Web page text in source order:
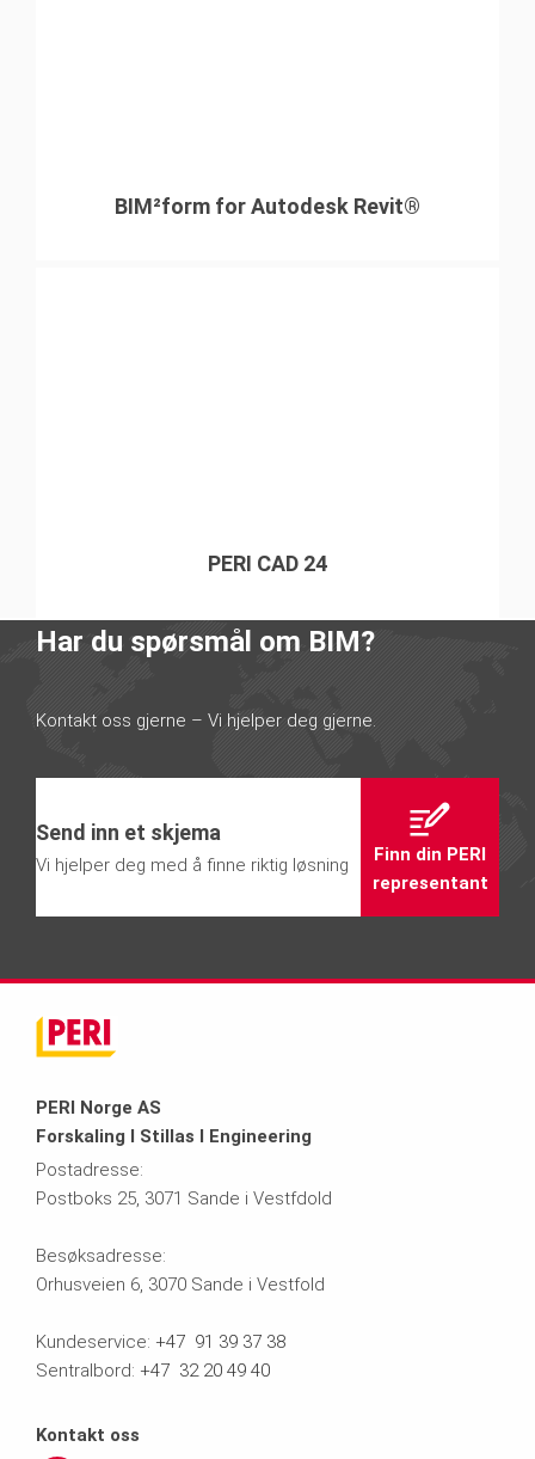
BIM²form for Autodesk Revit®
PERI CAD 24
Har du spørsmål om BIM?
Kontakt oss gjerne – Vi hjelper deg gjerne.
Send inn et skjema
Vi hjelper deg med å finne riktig løsning
Finn din PERI
representant
PERI Norge AS
Forskaling I Stillas I Engineering
Postadresse:
Postboks 25, 3071 Sande i Vestfdold
Besøksadresse:
Orhusveien 6, 3070 Sande i Vestfold
Kundeservice: +47 91 39 37 38
Sentralbord: +47 32 20 49 40
Kontakt oss